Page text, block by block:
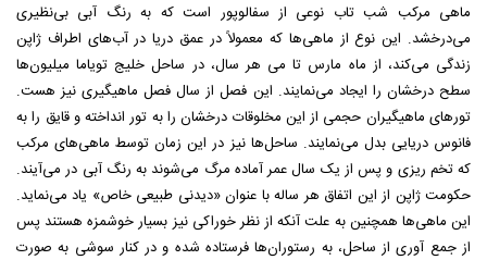
ماهی مرکب شب تاب نوعی از سفالوپور است که به رنگ آبی بی‌نظیری
می‌درخشد. این نوع از ماهی‌ها که معمولاً در عمق دریا در آب‌های اطراف ژاپن
زندگی می‌کند، از ماه مارس تا می هر سال، در ساحل خلیج تویاما میلیون‌ها
سطح درخشان را ایجاد می‌نمایند. این فصل از سال فصل ماهیگیری نیز هست.
تورهای ماهیگیران حجمی از این مخلوقات درخشان را به تور انداخته و قایق را به
فانوس دریایی بدل می‌نمایند. ساحل‌ها نیز در این زمان توسط ماهی‌های مرکب
که تخم ریزی و پس از یک سال عمر آماده مرگ می‌شوند به رنگ آبی در می‌آیند.
حکومت ژاپن از این اتفاق هر ساله با عنوان «دیدنی طبیعی خاص» یاد می‌نماید.
این ماهی‌ها همچنین به علت آنکه از نظر خوراکی نیز بسیار خوشمزه هستند پس
از جمع آوری از ساحل، به رستوران‌ها فرستاده شده و در کنار سوشی به صورت